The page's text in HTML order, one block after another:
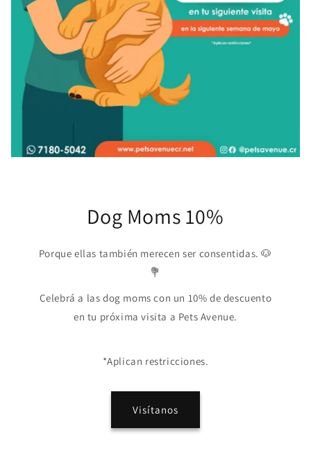
Dog Moms 10%
Porque ellas también merecen ser consentidas. 🐶
💐
Celebrá a las dog moms con un 10% de descuento
en tu próxima visita a Pets Avenue.
*Aplican restricciones.
Visítanos